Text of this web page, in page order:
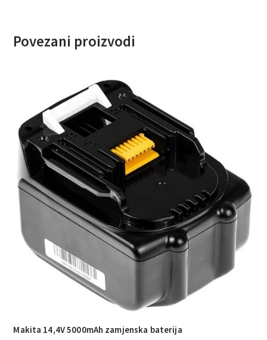
Povezani proizvodi
Makita 14,4V 5000mAh zamjenska baterija